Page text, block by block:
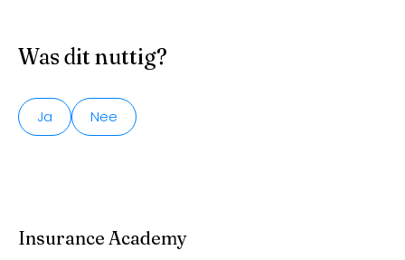
Was dit nuttig?
Ja Nee
Insurance Academy